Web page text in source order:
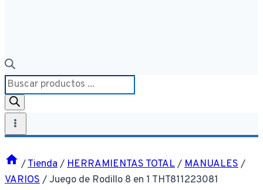
Búsqueda
de
productos
/Tienda/HERRAMIENTAS TOTAL/MANUALES/
VARIOS/Juego de Rodillo 8 en 1 THT811223081